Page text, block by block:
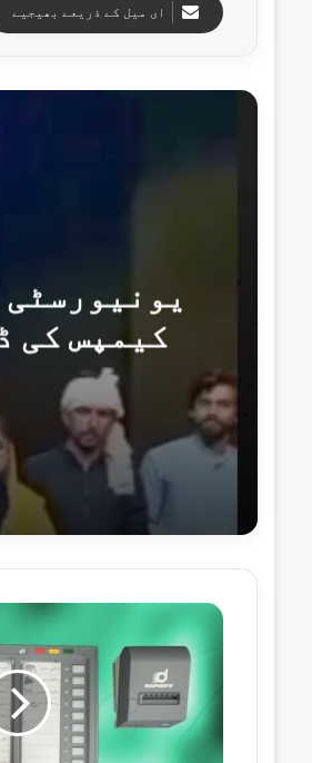
ای میل کے ذریعے بھیجیے
کیمپس کی
پنجابی
فروری 26, 2025
چیمپئنزٹرافی میچز کی
اکتوبر 30, 2024
عمران خان کو جیل
ای
بازی
میں